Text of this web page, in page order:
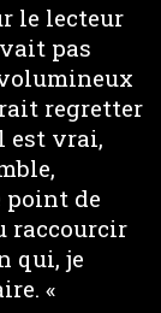
le lecteur
pas
regretter
est vrai,
point de
raccourcir
qui, je
«